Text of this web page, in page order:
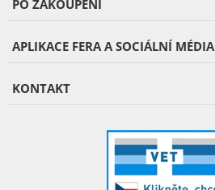
PO ZAKOUPENÍ
APLIKACE FERA A SOCIÁLNÍ MÉDIA
KONTAKT